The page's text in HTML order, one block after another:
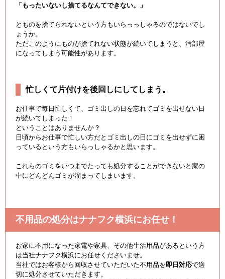
「もったいないし捨てるなんてできない。」
とものを捨てられないという方もいらっっしゃるのではないでし
ょうか。
ただこのようにものが捨てれない状態が続いてしまうと、汚部屋
になってしまう可能性があります。
忙しくて片付けを後回しにしてしまう。
お仕事で毎日忙しくて、ゴミ出しの日を忘れてゴミを出せない日
が続いてしまった！
ということはありませんか？
日頃からお仕事で忙しい方だとゴミ出しの日にゴミを出せずに困
っているという方もいらっしゃるかと思います。
これらのゴミをいつまでたっても処分することができないと家の
中にどんどんゴミが溜まってしまいます。
不用品の処分はナナフク横浜にお任せ！
お家に不用になった家電や家具、その他生活用品があるという方
は当社ナナフク横浜にお任せくださいませ。
当社ではお客様から回収させていただいた不用品を 即日対応で適
切に処分させていただきます。